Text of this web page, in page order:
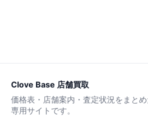
Clove Base 店舗買取
価格表・店舗案内・査定状況をまと
専用サイトです。